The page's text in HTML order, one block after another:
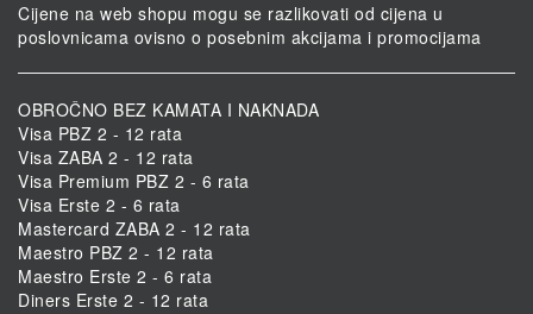
Cijene na web shopu mogu se razlikovati od cijena u
poslovnicama ovisno o posebnim akcijama i promocijama
OBROČNO BEZ KAMATA I NAKNADA
Visa PBZ 2 - 12 rata
Visa ZABA 2 - 12 rata
Visa Premium PBZ 2 - 6 rata
Visa Erste 2 - 6 rata
Mastercard ZABA 2 - 12 rata
Maestro PBZ 2 - 12 rata
Maestro Erste 2 - 6 rata
Diners Erste 2 - 12 rata